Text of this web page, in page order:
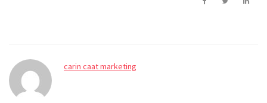
carin caat marketing